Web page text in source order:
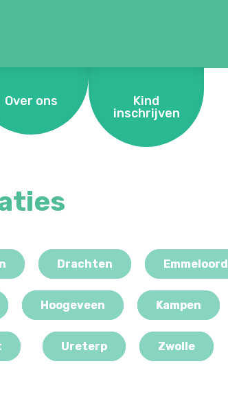
Over ons
Kind
inschrijven
Drachten Emmeloord
Hoogeveen Kampen
Ureterp Zwolle